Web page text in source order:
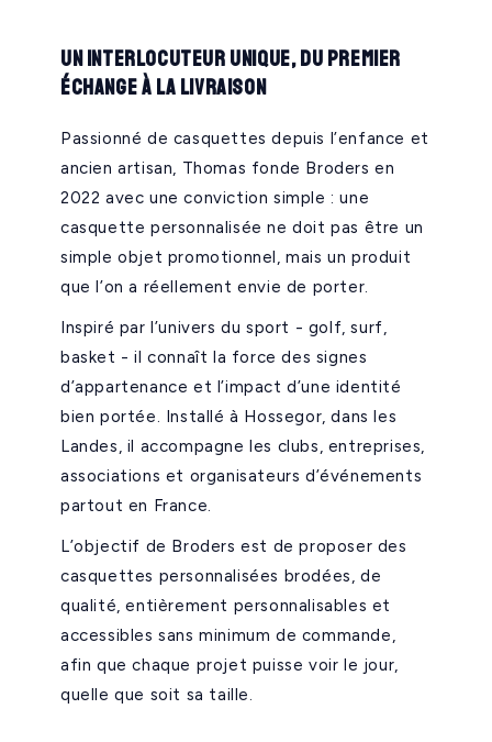
Un interlocuteur unique, du premier
échange à la livraison
Passionné de casquettes depuis l’enfance et
ancien artisan, Thomas fonde Broders en
2022 avec une conviction simple : une
casquette personnalisée ne doit pas être un
simple objet promotionnel, mais un produit
que l’on a réellement envie de porter.
Inspiré par l’univers du sport - golf, surf,
basket - il connaît la force des signes
d’appartenance et l’impact d’une identité
bien portée. Installé à Hossegor, dans les
Landes, il accompagne les clubs, entreprises,
associations et organisateurs d’événements
partout en France.
L’objectif de Broders est de proposer des
casquettes personnalisées brodées, de
qualité, entièrement personnalisables et
accessibles sans minimum de commande,
afin que chaque projet puisse voir le jour,
quelle que soit sa taille.